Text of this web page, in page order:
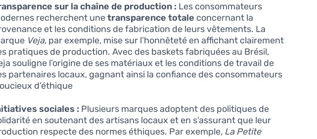
sur la chaîne de production : Les consommateurs
recherchent unetransparence totale concernant la
et les conditions de fabrication de leurs vêtements. La
Veja, par exemple, mise sur l’honnêteté en affichant clairement
pratiques de production. Avec des baskets fabriquées au Brésil,
souligne l’origine de ses matériaux et les conditions de travail de
partenaires locaux, gagnant ainsi la confiance des consommateurs
d’éthique.
sociales : Plusieurs marques adoptent des politiques de
en soutenant des artisans locaux et en s’assurant que leur
respecte des normes éthiques. Par exemple, La Petite